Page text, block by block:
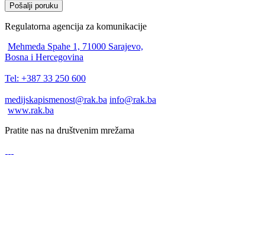
Pošalji poruku
Regulatorna agencija za komunikacije
Mehmeda Spahe 1, 71000 Sarajevo,
Bosna i Hercegovina
Tel: +387 33 250 600
medijskapismenost@rak.ba info@rak.ba
www.rak.ba
Pratite nas na društvenim mrežama